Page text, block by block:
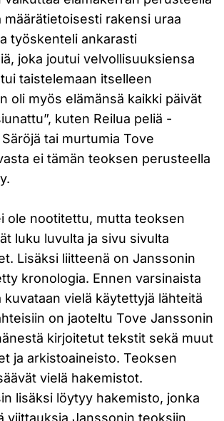
määrätietoisesti rakensi uraa
työskenteli ankarasti
joka joutui velvollisuuksiensa
taistelemaan itselleen
oli myös elämänsä kaikki päivät
kuten Reilua peliä -
tai murtumia Tove
ei tämän teoksen perusteella
ole nootitettu, mutta teoksen
luku luvulta ja sivu sivulta
Lisäksi liitteenä on Janssonin
kronologia. Ennen varsinaista
kuvataan vielä käytettyjä lähteitä
on jaoteltu Tove Janssonin
kirjoitetut tekstit sekä muut
ja arkistoaineisto. Teoksen
vielä hakemistot.
lisäksi löytyy hakemisto, jonka
viittauksia Janssonin teoksiin.